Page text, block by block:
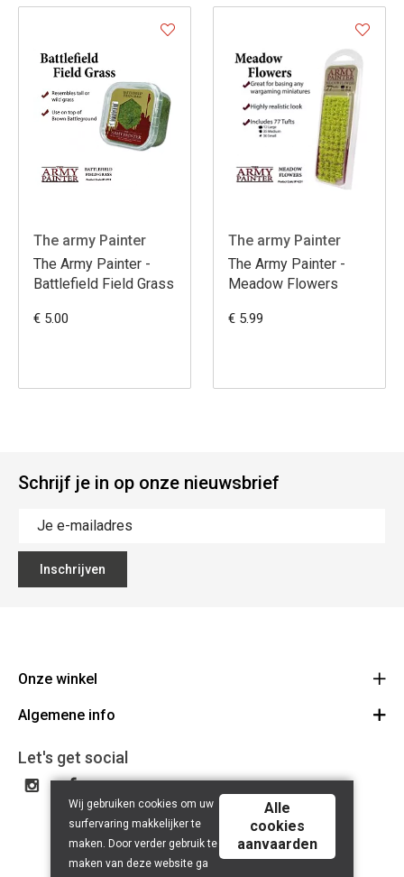
The army Painter
The Army Painter -
Battlefield Field Grass
€ 5.00
The army Painter
The Army Painter -
Meadow Flowers
€ 5.99
Schrijf je in op onze nieuwsbrief
Inschrijven
Onze winkel
Noordstraat 41 - 8800 Roeselare
051 20 43 88
BE 0753.405.631
Algemene info
Algemene voorwaarden
Contact
Disclaimer
Let's get social
Wij gebruiken cookies om uw
surfervaring makkelijker te
maken. Door verder gebruik te
maken van deze website ga
Alle
cookies
aanvaarden